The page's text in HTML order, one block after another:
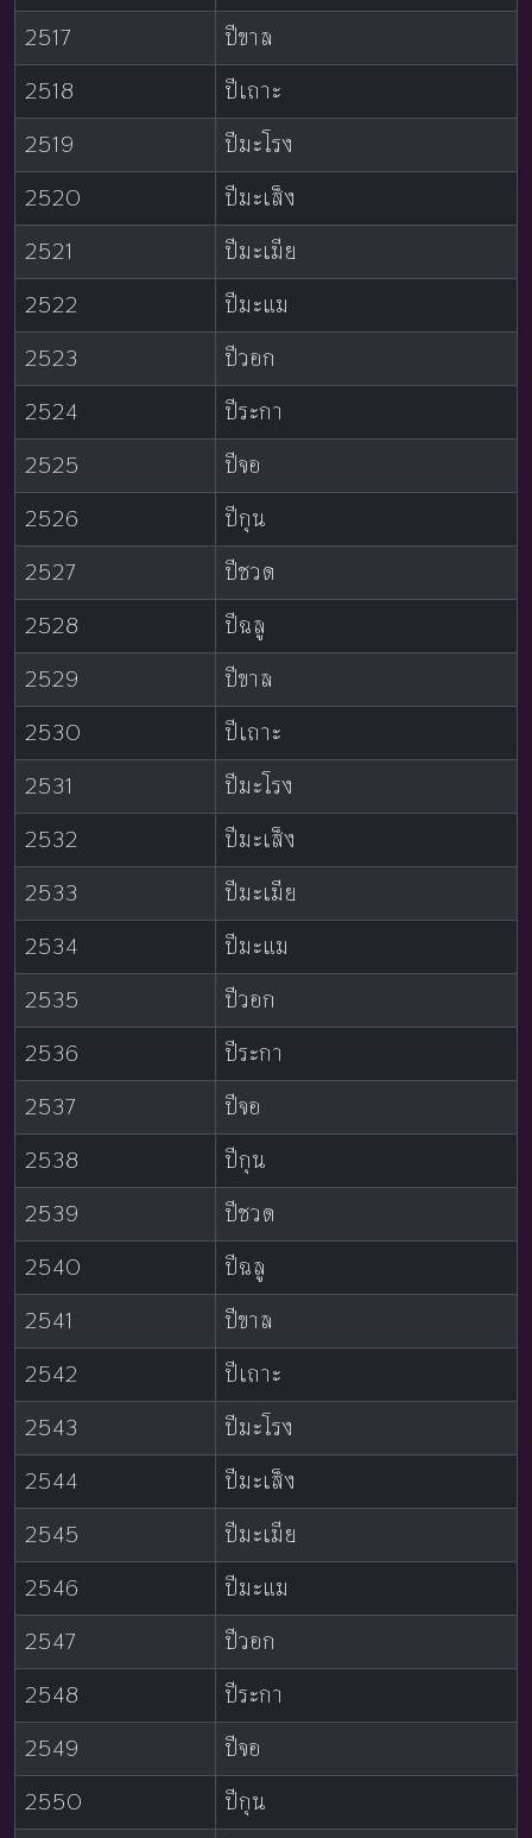
2517
ปีขาล
2518
ปีเถาะ
2519
ปีมะโรง
2520
ปีมะเส็ง
2521
ปีมะเมีย
2522
ปีมะแม
2523
ปีวอก
2524
ปีระกา
2525
ปีจอ
2526
ปีกุน
2527
ปีชวด
2528
ปีฉลู
2529
ปีขาล
2530
ปีเถาะ
2531
ปีมะโรง
2532
ปีมะเส็ง
2533
ปีมะเมีย
2534
ปีมะแม
2535
ปีวอก
2536
ปีระกา
2537
ปีจอ
2538
ปีกุน
2539
ปีชวด
2540
ปีฉลู
2541
ปีขาล
2542
ปีเถาะ
2543
ปีมะโรง
2544
ปีมะเส็ง
2545
ปีมะเมีย
2546
ปีมะแม
2547
ปีวอก
2548
ปีระกา
2549
ปีจอ
2550
ปีกุน